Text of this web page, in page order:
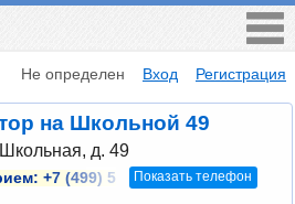
Не определен Вход Регистрация
на Школьной 49
д. 49
+7 (499) 5 Показать телефон